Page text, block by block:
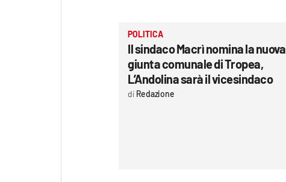
POLITICA
Il sindaco Macrì nomina la nuova
giunta comunale di Tropea,
L’Andolina sarà il vicesindaco
Redazione